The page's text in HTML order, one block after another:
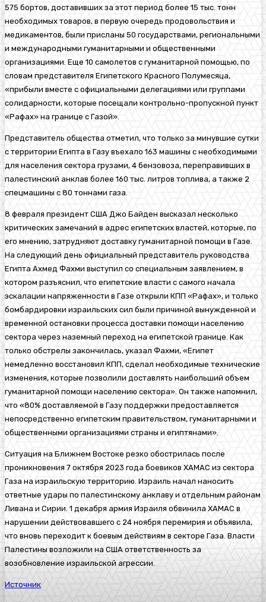
575 бортов, доставивших за этот период более 15 тыс. тонн
необходимых товаров, в первую очередь продовольствия и
медикаментов, были присланы 50 государствами, региональными
и международными гуманитарными и общественными
организациями. Еще 10 самолетов с гуманитарной помощью, по
словам представителя Египетского Красного Полумесяца,
«прибыли вместе с официальными делегациями или группами
солидарности, которые посещали контрольно-пропускной пункт
«Рафах» на границе с Газой».
Представитель общества отметил, что только за минувшие сутки
с территории Египта в Газу въехало 163 машины с необходимыми
для населения сектора грузами, 4 бензовоза, переправивших в
палестинский анклав более 160 тыс. литров топлива, а также 2
спецмашины с 80 тоннами газа.
8 февраля президент США Джо Байден высказал несколько
критических замечаний в адрес египетских властей, которые, по
его мнению, затрудняют доставку гуманитарной помощи в Газе.
На следующий день официальный представитель руководства
Египта Ахмед Фахми выступил со специальным заявлением, в
котором разъяснил, что египетские власти с самого начала
эскалации напряженности в Газе открыли КПП «Рафах», и только
бомбардировки израильских сил были причиной вынужденной и
временной остановки процесса доставки помощи населению
сектора через наземный переход на египетской границе. Как
только обстрелы закончилась, указал Фахми, «Египет
немедленно восстановил КПП, сделал необходимые технические
изменения, которые позволили доставлять наибольший объем
гуманитарной помощи населению сектора». Он также напомнил,
что «80% доставляемой в Газу поддержки предоставляется
непосредственно египетским правительством, гуманитарными и
общественными организациями страны и египтянами».
Ситуация на Ближнем Востоке резко обострилась после
проникновения 7 октября 2023 года боевиков ХАМАС из сектора
Газа на израильскую территорию. Израиль начал наносить
ответные удары по палестинскому анклаву и отдельным районам
Ливана и Сирии . 1 декабря армия Израиля обвинила ХАМАС в
нарушении действовавшего с 24 ноября перемирия и объявила,
что вновь переходит к боевым действиям в секторе Газа. Власти
Палестины возложили на США ответственность за
возобновление израильской агрессии.
Источник